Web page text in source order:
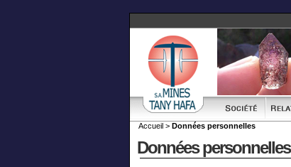
Accueil > Données personnelles
Données personnelles